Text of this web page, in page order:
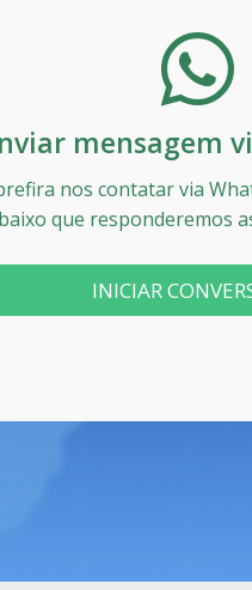
mensagem
nos contatar via
que responderemos
INICIAR